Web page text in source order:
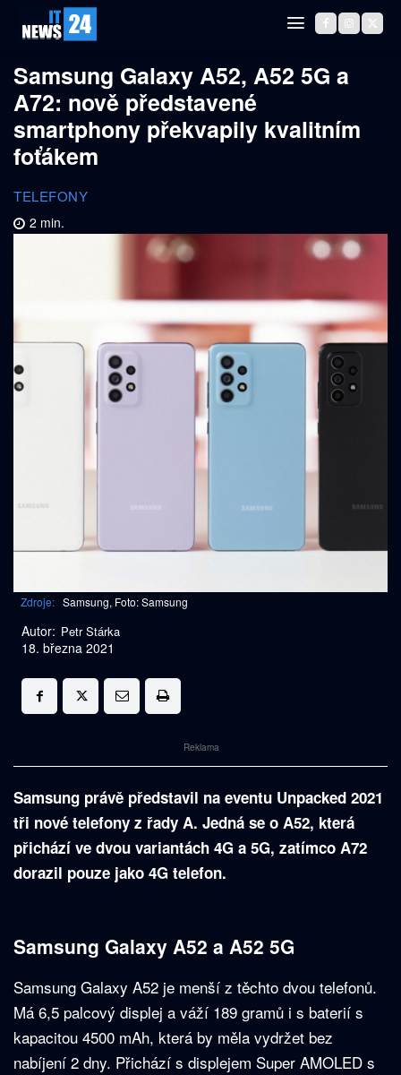
Samsung Galaxy A52, A52 5G a
A72: nově představené
smartphony překvapily kvalitním
foťákem
TELEFONY
2 min.
Zdroje: Samsung, Foto: Samsung
Autor: Petr Stárka
18. března 2021
Reklama
Samsung právě představil na eventu Unpacked 2021
tři nové telefony z řady A. Jedná se o A52, která
přichází ve dvou variantách 4G a 5G, zatímco A72
dorazil pouze jako 4G telefon.
Samsung Galaxy A52 a A52 5G
Samsung Galaxy A52 je menší z těchto dvou telefonů.
Má 6,5 palcový displej a váží 189 gramů i s baterií s
kapacitou 4500 mAh, která by měla vydržet bez
nabíjení 2 dny. Přichází s displejem Super AMOLED s